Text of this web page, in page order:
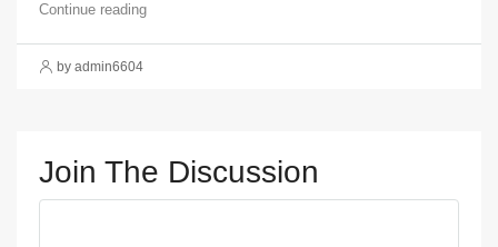
Continue reading
by admin6604
Join The Discussion